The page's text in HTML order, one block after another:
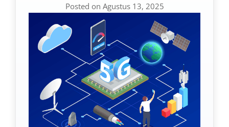
Posted on Agustus 13, 2025